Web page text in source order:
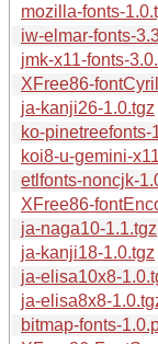
mozilla-fonts-
iw-elmar-fonts-
jmk-x11-fonts-
XFree86-
ja-kanji26-1.0.tgz
ko-pinetreefonts-
koi8-u-gemini-
etlfonts-noncjk-
XFree86-
ja-naga10-1.1.tgz
ja-kanji18-1.0.tgz
ja-elisa10x8-
ja-elisa8x8-
bitmap-fonts-